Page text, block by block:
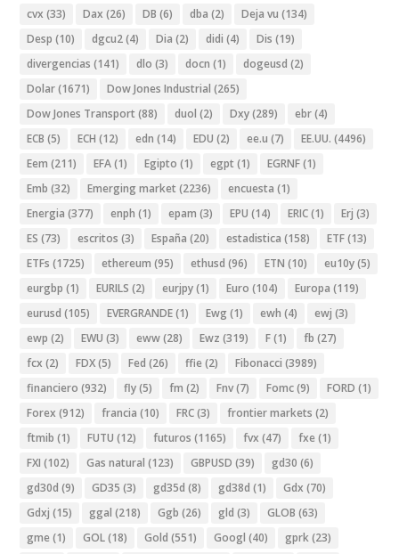
cvx (33) Dax (26) DB (6) dba (2) Deja vu (134)
Desp (10) dgcu2(4) Dia (2) didi (4) Dis (19)
divergencias (141) dlo (3) docn (1) dogeusd (2)
Dolar(1671) Dow Jones Industrial (265)
Dow Jones Transport (88) duol (2) Dxy(289) ebr(4)
ECB (5) ECH (12) edn (14) EDU (2) ee.u (7) EE.UU. (4496)
Eem (211) EFA(1) Egipto (1) egpt (1) EGRNF(1)
Emb (32) Emerging market (2236) encuesta (1)
Energia (377) enph (1) epam (3) EPU (14) ERIC(1) Erj (3)
ES (73) escritos (3) España (20) estadistica (158) ETF(13)
ETFs (1725) ethereum (95) ethusd (96) ETN (10) eu10y(5)
eurgbp (1) EURILS (2) eurjpy(1) Euro (104) Europa (119)
eurusd (105) EVERGRANDE(1) Ewg (1) ewh (4) ewj (3)
ewp (2) EWU (3) eww(28) Ewz (319) F(1) fb (27)
fcx (2) FDX(5) Fed (26) ffie (2) Fibonacci (3989)
financiero (932) fly(5) fm (2) Fnv(7) Fomc(9) FORD (1)
Forex (912) francia (10) FRC(3) frontier markets (2)
ftmib (1) FUTU (12) futuros (1165) fvx (47) fxe (1)
FXI (102) Gas natural (123) GBPUSD (39) gd30 (6)
gd30d (9) GD35 (3) gd35d (8) gd38d (1) Gdx (70)
Gdxj (15) ggal (218) Ggb (26) gld (3) GLOB (63)
gme (1) GOL(18) Gold (551) Googl (40) gprk(23)